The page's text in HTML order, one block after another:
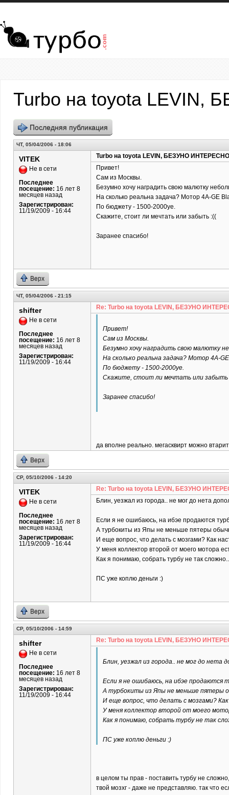
Перейти к основному содержанию
Turbo на toyota
Последняя публикация
ЧТ, 05/04/2006 - 18:06
VITEK
Не в сети
Последнее
посещение: 16 лет 8
месяцев назад
Зарегистрирован:
11/19/2009 - 16:44
Turbo на toyota LEVIN, БЕЗУНО
Привет!
Сам из Москвы.
Безумно хочу наградить свою малютку
На сколько реальна задача? Мотор 4A-GE
По бюджету - 1500-2000уе.
Скажите, стоит ли мечтать или забыть :((
Заранее спасибо!
Верх
ЧТ, 05/04/2006 - 21:15
shifter
Не в сети
Последнее
посещение: 16 лет 8
месяцев назад
Зарегистрирован:
11/19/2009 - 16:44
Re: Turbo на toyota LEVIN, БЕЗУНО
Привет!
Сам из Москвы.
Безумно хочу наградить свою малютку
На сколько реальна задача? Мотор 4A-
По бюджету - 1500-2000уе.
Скажите, стоит ли мечтать или забыть
Заранее спасибо!
да вполне реально. мегасквирт можно
Верх
СР, 05/10/2006 - 14:20
VITEK
Не в сети
Последнее
посещение: 16 лет 8
месяцев назад
Зарегистрирован:
11/19/2009 - 16:44
Re: Turbo на toyota LEVIN, БЕЗУНО
Блин, уезжал из города.. не мог до нета
Если я не ошибаюсь, на ибэе продаются
А турбокиты из Япы не меньше пятеры
И еще вопрос, что делать с мозгами? Как
У меня коллектор второй от моего мотора
Как я понимаю, собрать турбу не так
ПС уже коплю деньги :)
Верх
СР, 05/10/2006 - 14:59
shifter
Не в сети
Последнее
посещение: 16 лет 8
месяцев назад
Зарегистрирован:
11/19/2009 - 16:44
Re: Turbo на toyota LEVIN, БЕЗУНО
Блин, уезжал из города.. не мог до нета
Если я не ошибаюсь, на ибэе продаются
А турбокиты из Япы не меньше пятеры
И еще вопрос, что делать с мозгами?
У меня коллектор второй от моего
Как я понимаю, собрать турбу не так
ПС уже коплю деньги :)
в целом ты прав - поставить турбу не
твой мозхг - даже не представляю. так что